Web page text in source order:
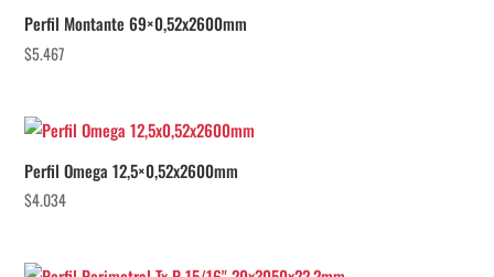
Perfil Montante 69×0,52x2600mm
$5.467
Perfil Omega 12,5×0,52x2600mm
$4.034